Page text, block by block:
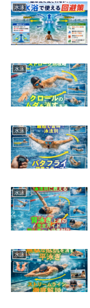
水泳
水泳
水泳
水泳
水泳